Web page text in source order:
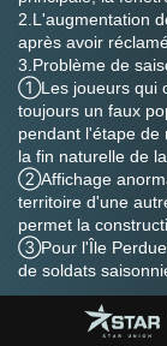
2.L'augmentation
après avoir
3.Problème de
①Les joueurs qui
toujours un faux
pendant l'étape de
la fin naturelle de la
②Affichage
territoire d'une
permet la
③Pour l'Île Perdue
de soldats
Saisonniers est
④Les joueurs qui
circonstances